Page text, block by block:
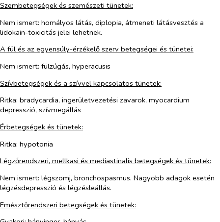
Szembetegségek és szemészeti tünetek:
Nem ismert: homályos látás, diplopia, átmeneti látásvesztés a
lidokain-toxicitás jelei lehetnek.
A fül és az egyensúly-érzékelő szerv betegségei és tünetei:
Nem ismert: fülzúgás, hyperacusis
Szívbetegségek és a szívvel kapcsolatos tünetek:
Ritka: bradycardia, ingerületvezetési zavarok, myocardium
depresszió, szívmegállás
Érbetegségek és tünetek:
Ritka: hypotonia
Légzőrendszeri, mellkasi és mediastinalis betegségek és tünetek:
Nem ismert: légszomj, bronchospasmus. Nagyobb adagok esetén
légzésdepresszió és légzésleállás.
Emésztőrendszeri betegségek és tünetek: